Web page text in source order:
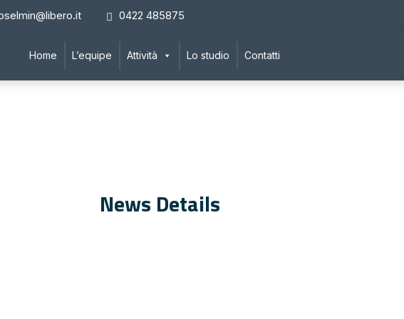
0422 485875
Home L’equipe Attività Lo studio Contatti
News Details